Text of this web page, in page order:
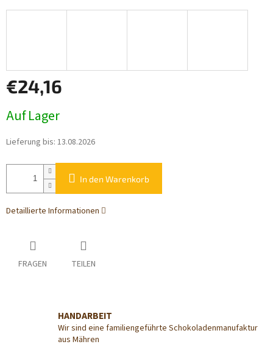
€24,16
Auf Lager
Lieferung bis: 13.08.2026
In den Warenkorb
Detaillierte Informationen
FRAGEN TEILEN
HANDARBEIT
Wir sind eine familiengeführte Schokoladenmanufaktur
aus Mähren